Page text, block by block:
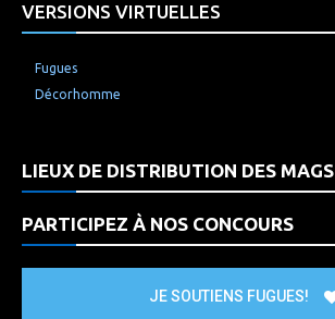
VERSIONS VIRTUELLES
Fugues
Décorhomme
LIEUX DE DISTRIBUTION DES MAGS
PARTICIPEZ À NOS CONCOURS
JE SOUTIENS FUGUES!